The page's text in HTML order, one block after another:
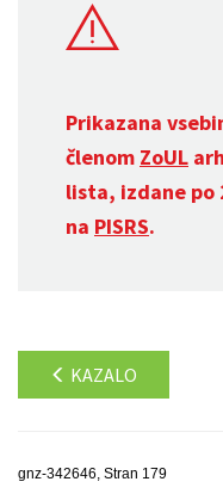
Prikazana
členom ZoUL
lista, izdane po
na PISRS.
KAZALO
gnz-342646, Stran 179